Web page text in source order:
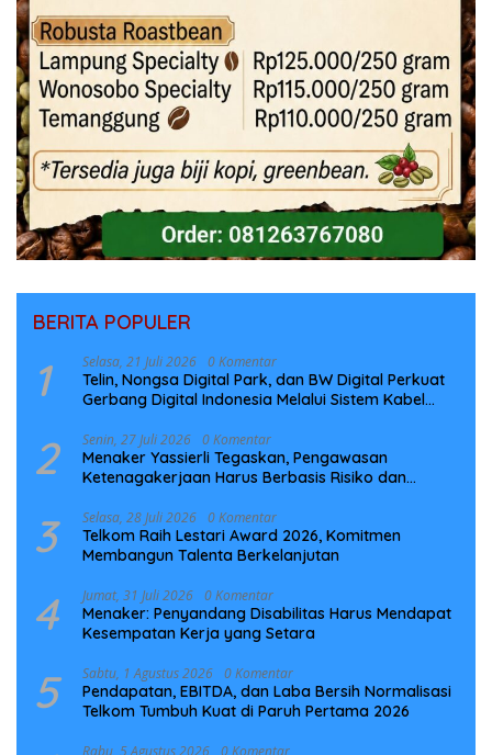
BERITA POPULER
1 Selasa, 21 Juli 2026 0 Komentar
Telin, Nongsa Digital Park, dan BW Digital Perkuat
Gerbang Digital Indonesia Melalui Sistem Kabel
2 Senin, 27 Juli 2026 0 Komentar
Menaker Yassierli Tegaskan, Pengawasan
Ketenagakerjaan Harus Berbasis Risiko dan
3 Selasa, 28 Juli 2026 0 Komentar
Telkom Raih Lestari Award 2026, Komitmen
Membangun Talenta Berkelanjutan
4 Jumat, 31 Juli 2026 0 Komentar
Menaker: Penyandang Disabilitas Harus Mendapat
Kesempatan Kerja yang Setara
5 Sabtu, 1 Agustus 2026 0 Komentar
Pendapatan, EBITDA, dan Laba Bersih Normalisasi
Telkom Tumbuh Kuat di Paruh Pertama 2026
Rabu, 5 Agustus 2026 0 Komentar